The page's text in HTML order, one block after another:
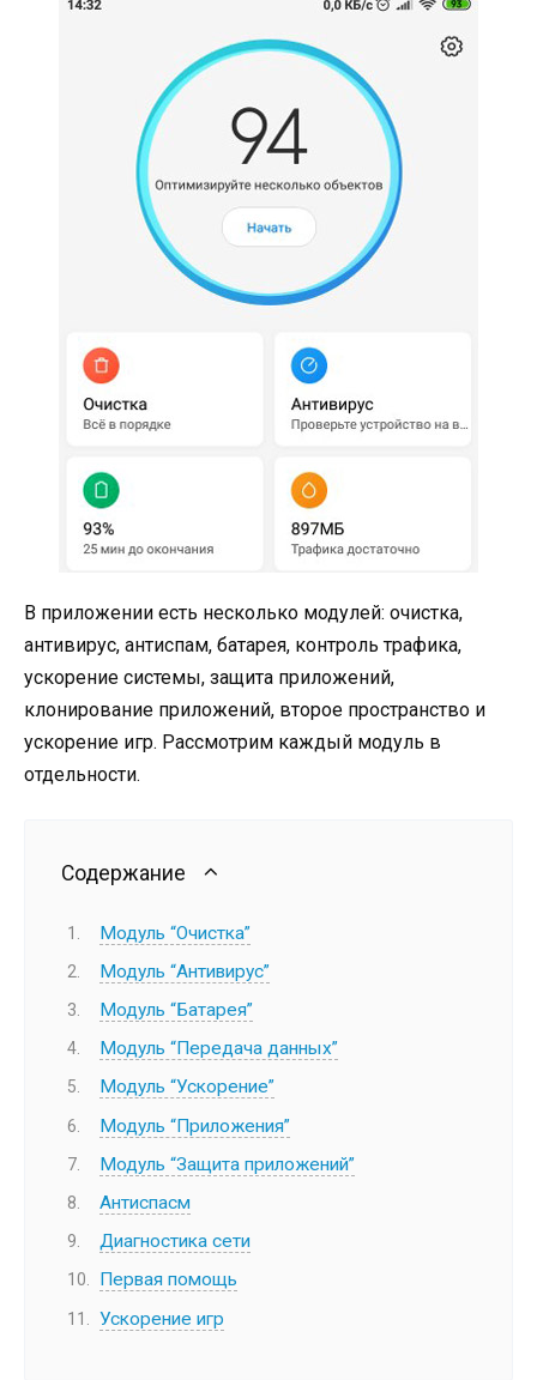
В приложении есть несколько модулей: очистка,
антивирус, антиспам, батарея, контроль трафика,
ускорение системы, защита приложений,
клонирование приложений, второе пространство и
ускорение игр. Рассмотрим каждый модуль в
отдельности.
Содержание
Модуль “Очистка”
Модуль “Антивирус”
Модуль “Батарея”
Модуль “Передача данных”
Модуль “Ускорение”
Модуль “Приложения”
Модуль “Защита приложений”
Антиспасм
Диагностика сети
Первая помощь
Ускорение игр